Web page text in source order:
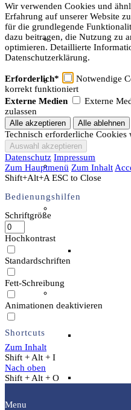
Besichtigung &
Aktionen &
Außerschulischer
Unser Team &
Wir verwenden Cookies und
Erfahrung auf unserer Website
für die grundlegende
dazu beitragen, die Nutzung zu
optimieren. Detaillierte
Datenschutzerklärung.
Erforderlich*
Notwendige
korrekt funktioniert
Externe Medien
Externe
zulassen
Technisch erforderliche Cookies
Datenschutz Impressum
Zum Hauptmenü Zum Inhalt
Shift+Alt+A ESC to Close
Bedienungshilfen
Schriftgröße
Hochkontrast
Standardschriften
Fett-Schreibung
Animationen deaktivieren
Shortcuts
Zum Inhalt
Shift + Alt + I
Nach oben
Shift + Alt + O
Menu